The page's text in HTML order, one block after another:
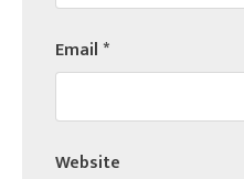
Email*
Website